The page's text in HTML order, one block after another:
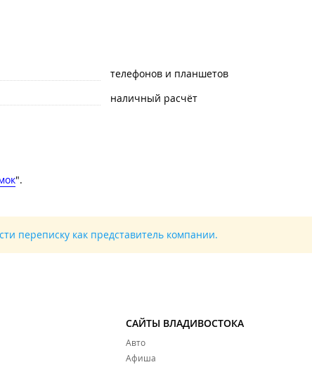
телефонов и планшетов
наличный расчёт
".
переписку как представитель компании.
САЙТЫ ВЛАДИВОСТОКА
Авто
Афиша